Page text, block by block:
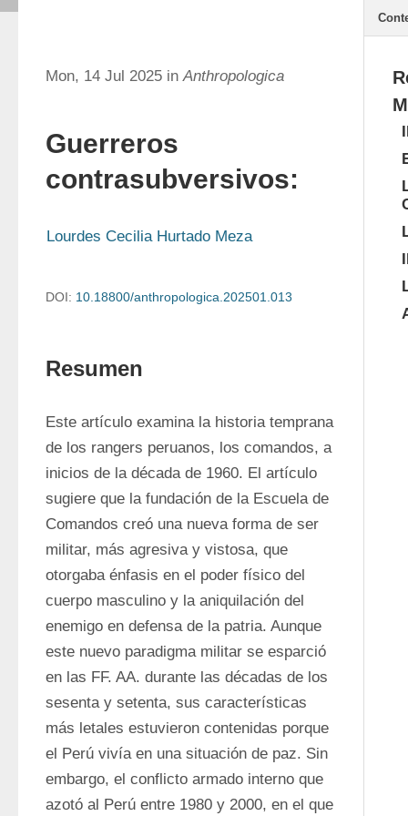
Mon, 14 Jul 2025 inAnthropologica
Guerreros
contrasubversivos:
Lourdes Cecilia Hurtado Meza
DOI: 10.18800/anthropologica.202501.013
Resumen
Este artículo examina la historia temprana
de los rangers peruanos, los comandos, a
inicios de la década de 1960. El artículo
sugiere que la fundación de la Escuela de
Comandos creó una nueva forma de ser
militar, más agresiva y vistosa, que
otorgaba énfasis en el poder físico del
cuerpo masculino y la aniquilación del
enemigo en defensa de la patria. Aunque
este nuevo paradigma militar se esparció
en las FF. AA. durante las décadas de los
sesenta y setenta, sus características
más letales estuvieron contenidas porque
el Perú vivía en una situación de paz. Sin
embargo, el conflicto armado interno que
azotó al Perú entre 1980 y 2000, en el que